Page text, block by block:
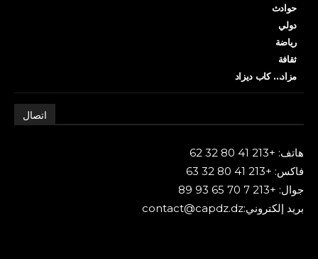
حوادث
دولي
رياضة
ثقافة
مزاد… كاب ديزاد
اتصال
هاتف: +213 41 80 32 62
فاكس: +213 41 80 32 63
جوال: +213 7 70 65 93 89
بريد إلكتروني:contact@capdz.dz